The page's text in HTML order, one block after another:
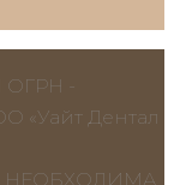
ОГРН -
«Уайт Дентал
НЕОБХОДИМА